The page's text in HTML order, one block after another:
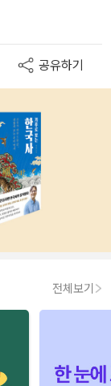
공유하기
전체보기